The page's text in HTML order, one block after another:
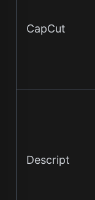
CapCut
Descript